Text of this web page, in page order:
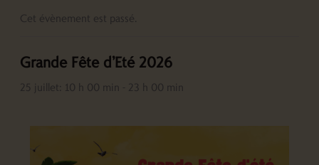
Cet évènement est passé.
Grande Fête d’Eté 2026
25 juillet: 10 h 00 min - 23 h 00 min